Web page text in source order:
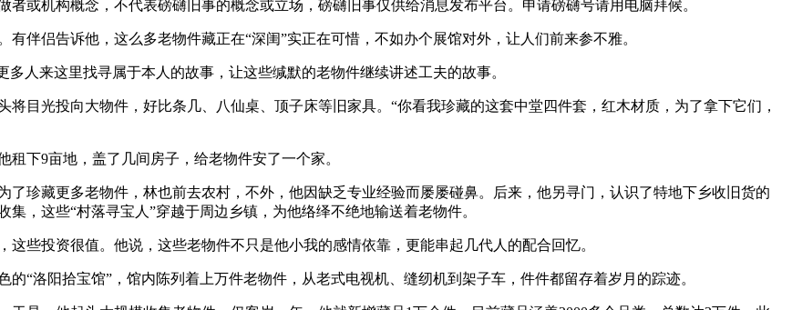
机构概念，不代表磅礴旧事的概念或立场，磅礴旧事仅供给消息发布平台。申请磅礴号请用电脑拜候。
侣告诉他，这么多老物件藏正在“深闺”实正在可惜，不如办个展馆对外，让人们前来参不雅。
来这里找寻属于本人的故事，让这些缄默的老物件继续讲述工夫的故事。
光投向大物件，好比条几、八仙桌、顶子床等旧家具。“你看我珍藏的这套中堂四件套，红木材质，为了拿下它们，
下9亩地，盖了几间房子，给老物件安了一个家。
藏更多老物件，林也前去农村，不外，他因缺乏专业经验而屡屡碰鼻。后来，他另寻门，认识了特地下乡收旧货的
，这些“村落寻宝人”穿越于周边乡镇，为他络绎不绝地输送着老物件。
投资很值。他说，这些老物件不只是他小我的感情依靠，更能串起几代人的配合回忆。
洛阳拾宝馆”，馆内陈列着上万件老物件，从老式电视机、缝纫机到架子车，件件都留存着岁月的踪迹。